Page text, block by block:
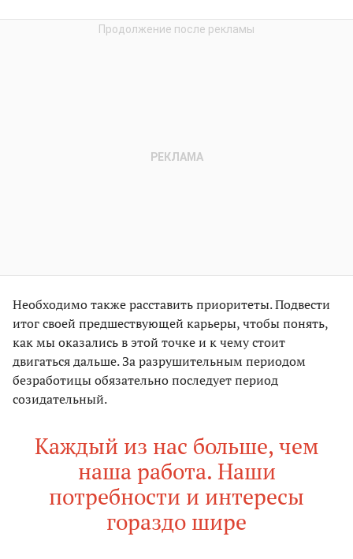
Необходимо также расставить приоритеты. Подвести
итог своей предшествующей карьеры, чтобы понять,
как мы оказались в этой точке и к чему стоит
двигаться дальше. За разрушительным периодом
безработицы обязательно последует период
созидательный.
Каждый из нас больше, чем
наша работа. Наши
потребности и интересы
гораздо шире